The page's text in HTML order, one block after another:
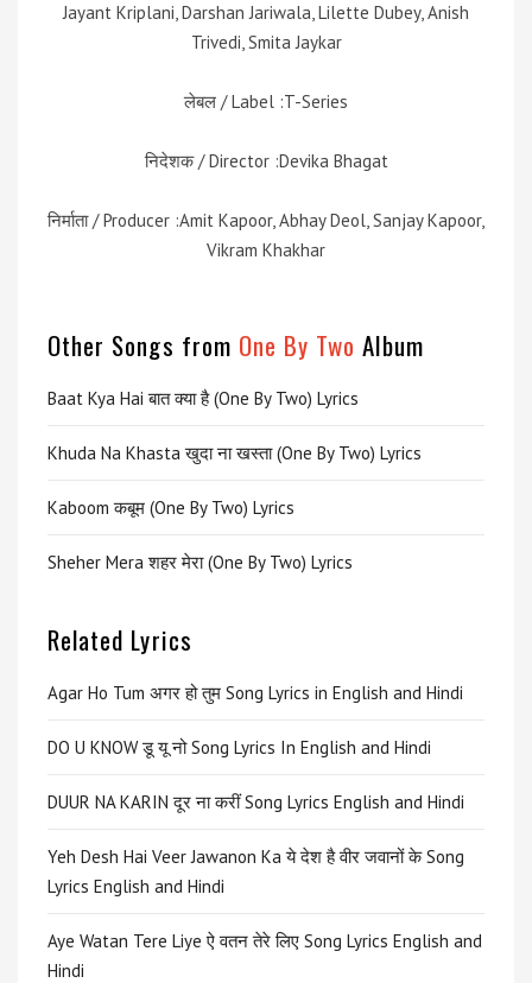
Jayant Kriplani, Darshan Jariwala, Lilette Dubey, Anish
Trivedi, Smita Jaykar
लेबल / Label :T-Series
निदेशक / Director :Devika Bhagat
निर्माता / Producer :Amit Kapoor, Abhay Deol, Sanjay Kapoor,
Vikram Khakhar
Other Songs from One By Two Album
Baat Kya Hai बात क्या है (One By Two) Lyrics
Khuda Na Khasta खुदा ना खस्ता (One By Two) Lyrics
Kaboom कबूम (One By Two) Lyrics
Sheher Mera शहर मेरा (One By Two) Lyrics
Related Lyrics
Agar Ho Tum अगर हो तुम Song Lyrics in English and Hindi
DO U KNOW डू यू नो Song Lyrics In English and Hindi
DUUR NA KARIN दूर ना करीं Song Lyrics English and Hindi
Yeh Desh Hai Veer Jawanon Ka ये देश है वीर जवानों के Song
Lyrics English and Hindi
Aye Watan Tere Liye ऐ वतन तेरे लिए Song Lyrics English and
Hindi